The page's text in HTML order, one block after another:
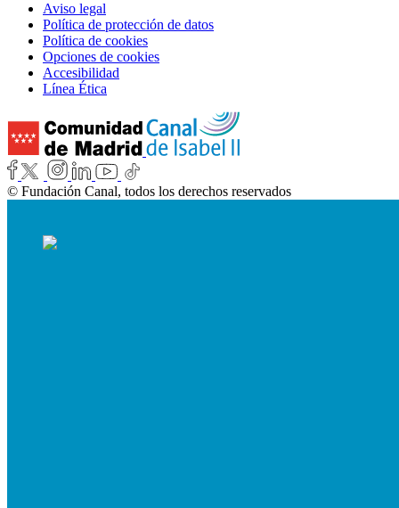
Aviso legal
Política de protección de datos
Política de cookies
Opciones de cookies
Accesibilidad
Línea Ética
© Fundación Canal, todos los derechos reservados